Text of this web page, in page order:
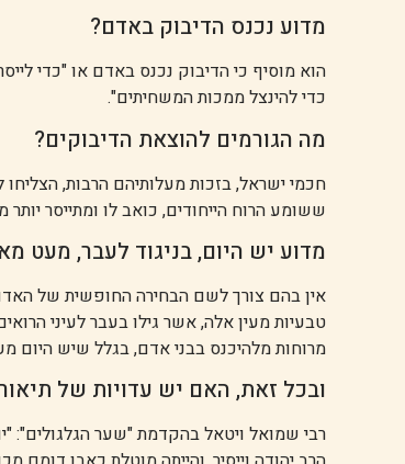
מדוע נכנס הדיבוק באדם?
הוא מוסיף כי הדיבוק נכנס באדם או "כדי
כדי להינצל ממכות המשחיתים".
מה הגורמים להוצאת הדיבוקים?
חכמי ישראל, בזכות מעלותיהם הרבות,
ששומע הרוח הייחודים, כואב לו ומתייסר
מדוע יש היום, בניגוד לעבר, מעט
אין בהם צורך לשם הבחירה החופשית של
טבעיות מעין אלה, אשר גילו בעבר לעיני
מרוחות מלהיכנס בבני אדם, בגלל שיש היום
ובכל זאת, האם יש עדויות של
רבי שמואל ויטאל בהקדמת "שער הגלגולים":